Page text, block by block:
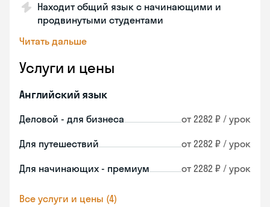
Находит общий язык с начинающими и
продвинутыми студентами
Читать дальше
Услуги и цены
Английский язык
Деловой - для бизнеса от 2282 ₽ / урок
Для путешествий от 2282 ₽ / урок
Для начинающих - премиум от 2282 ₽ / урок
Все услуги и цены (4)